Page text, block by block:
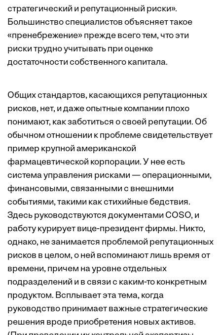
стратегический и репутационный риски».
Большинство специалистов объясняет такое
«пренебрежение» прежде всего тем, что эти
риски трудно учитывать при оценке
достаточности собственного капитала.
Общих стандартов, касающихся репутационных
рисков, нет, и даже опытные компании плохо
понимают, как заботиться о своей репутации. Об
обычном отношении к проблеме свидетельствует
пример крупной американской
фармацевтической корпорации. У нее есть
система управления рисками — операционными,
финансовыми, связанными с внешними
событиями, такими как стихийные бедствия.
Здесь руководствуются документами COSO, и
работу курирует вице-президент фирмы. Никто,
однако, не занимается проблемой репутационных
рисков в целом, о ней вспоминают лишь время от
времени, причем на уровне отдельных
подразделений и в связи с каким-то конкретным
продуктом. Всплывает эта тема, когда
руководство принимает важные стратегические
решения вроде приобретения новых активов.